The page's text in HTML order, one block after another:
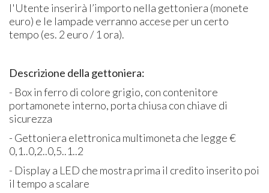
l'Utente inserirà l’importo nella gettoniera (monete
euro) e le lampade verranno accese per un certo
tempo (es. 2 euro / 1 ora).
Descrizione della gettoniera:
- Box in ferro di colore grigio, con contenitore
portamonete interno, porta chiusa con chiave di
sicurezza
- Gettoniera elettronica multimoneta che legge €
0,1..0,2..0,5..1..2
- Display a LED che mostra prima il credito inserito poi
il tempo a scalare